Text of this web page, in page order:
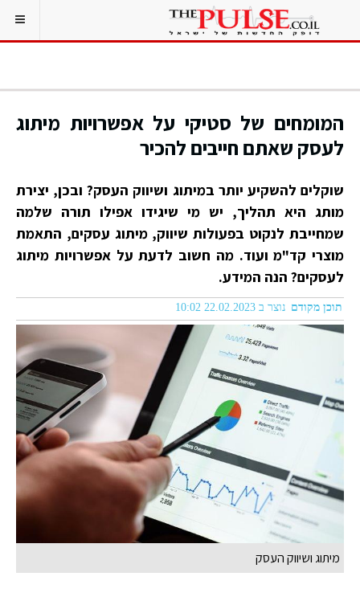
המומחים של סטיקי על אפשרויות מיתוג
לעסק שאתם חייבים להכיר
שוקלים להשקיע יותר במיתוג ושיווק העסק? ובכן, יצירת
מותג היא תהליך, יש מי שיגידו אפילו תורה שלמה
שמחייבת לנקוט בפעולות שיווק, מיתוג עסקים, התאמת
מוצרי קד"מ ועוד. מה חשוב לדעת על אפשרויות מיתוג
לעסקים? הנה המידע.
תוכן מקודם נוצר ב 22.02.2023 10:02
מיתוג ושיווק העסק